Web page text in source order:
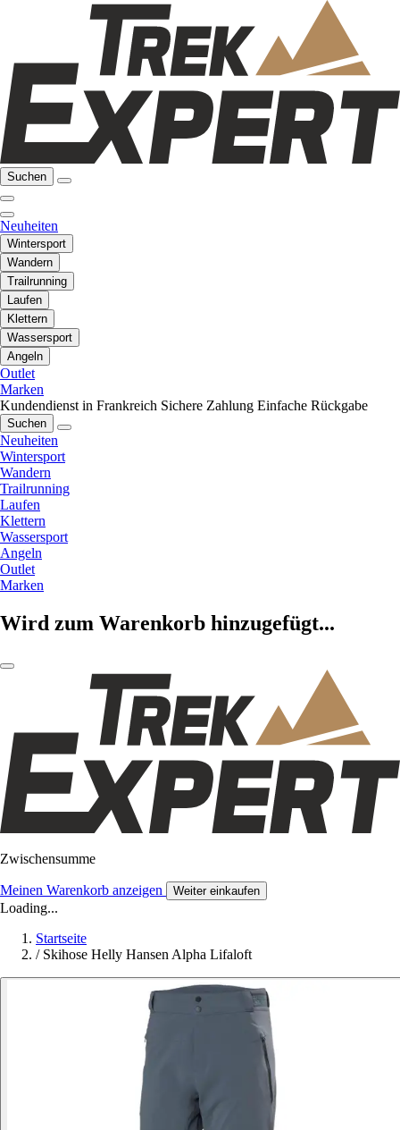
Suchen
Neuheiten
Wintersport
Wandern
Trailrunning
Laufen
Klettern
Wassersport
Angeln
Outlet
Marken
Kundendienst in Frankreich Sichere Zahlung Einfache Rückgabe
Suchen
Neuheiten
Wintersport
Wandern
Trailrunning
Laufen
Klettern
Wassersport
Angeln
Outlet
Marken
Wird zum Warenkorb hinzugefügt...
Zwischensumme
Meinen Warenkorb anzeigen Weiter einkaufen
Loading...
Startseite
/ Skihose Helly Hansen Alpha Lifaloft